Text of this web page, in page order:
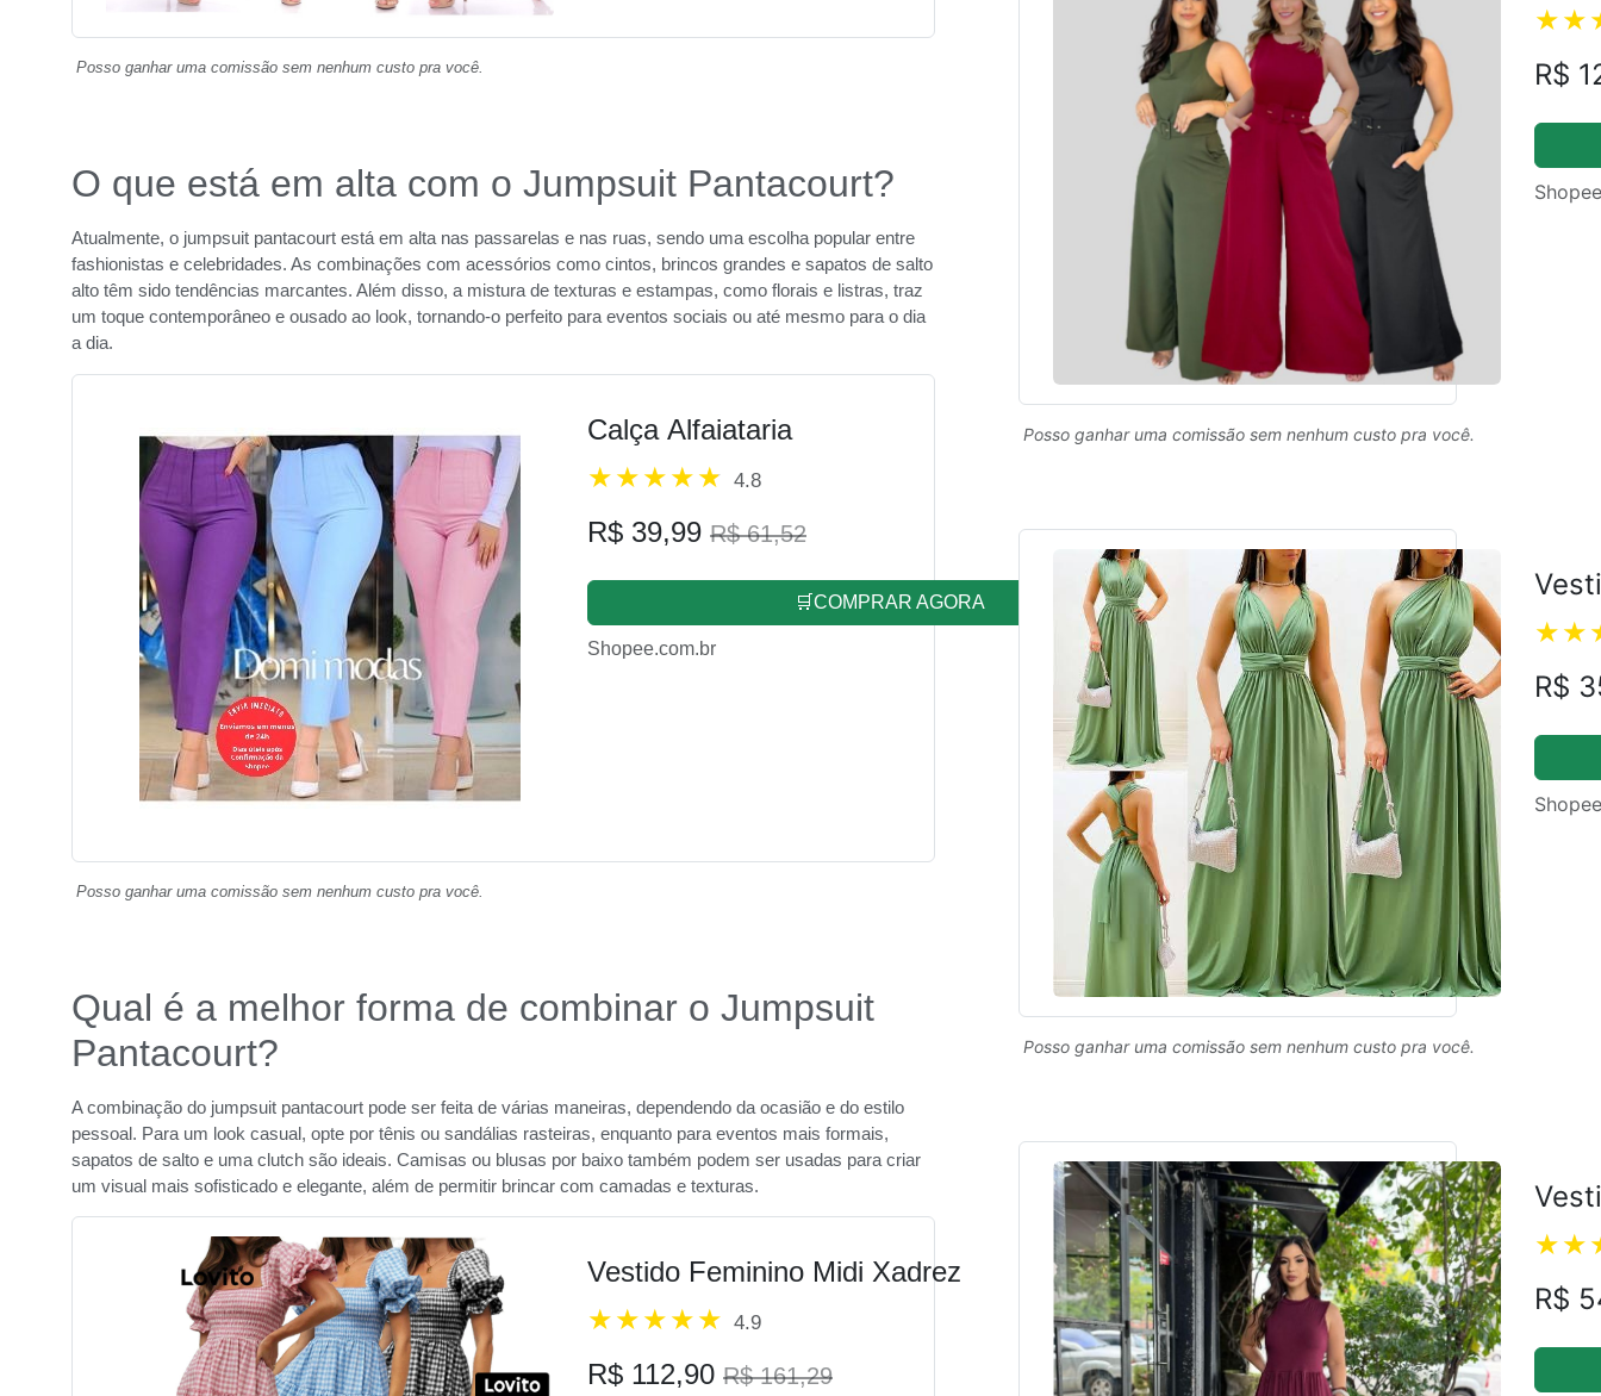
Posso ganhar uma comissão sem nenhum custo pra você.
O que está em alta com o Jumpsuit Pantacourt?
Atualmente, o jumpsuit pantacourt está em alta nas passarelas e nas ruas, sendo uma escolha popular entre
fashionistas e celebridades. As combinações com acessórios como cintos, brincos grandes e sapatos de salto
alto têm sido tendências marcantes. Além disso, a mistura de texturas e estampas, como florais e listras, traz
um toque contemporâneo e ousado ao look, tornando-o perfeito para eventos sociais ou até mesmo para o dia
a dia.
Calça Alfaiataria
4.8
R$ 39,99 R$ 61,52
🛒COMPRAR AGORA
Shopee.com.br
Posso ganhar uma comissão sem nenhum custo pra você.
Qual é a melhor forma de combinar o Jumpsuit
Pantacourt?
A combinação do jumpsuit pantacourt pode ser feita de várias maneiras, dependendo da ocasião e do estilo
pessoal. Para um look casual, opte por tênis ou sandálias rasteiras, enquanto para eventos mais formais,
sapatos de salto e uma clutch são ideais. Camisas ou blusas por baixo também podem ser usadas para criar
um visual mais sofisticado e elegante, além de permitir brincar com camadas e texturas.
Vestido Feminino Midi Xadrez
4.9
R$ 112,90 R$ 161,29
R$
Posso ganhar uma comissão sem nenhum custo pra você.
R$
Posso ganhar uma comissão sem nenhum custo pra você.
R$